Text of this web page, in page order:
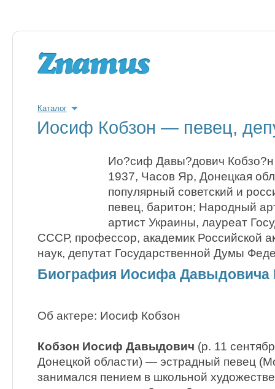
Каталог
Иосиф Кобзон — певец,
Ио?сиф Давы?дович Кобзо?н
1937, Часов Яр, Донецкая
популярный советский и
певец, баритон; Народный
артист Украины, лауреат
СССР, профессор, академик Российской
наук, депутат Государственной Думы
Биография Иосифа Давыдовича
Об актере: Иосиф Кобзон
Кобзон Иосиф Давыдович (р. 11
Донецкой области) — эстрадный певец
занимался пением в школьной